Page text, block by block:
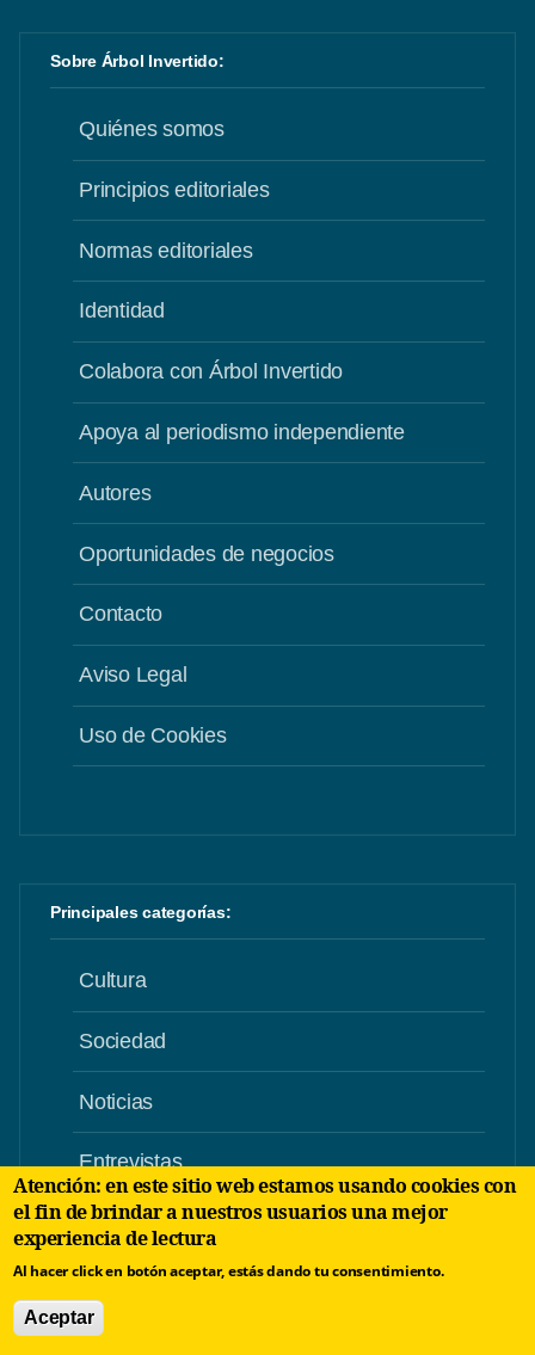
Sobre Árbol Invertido:
Quiénes somos
Principios editoriales
Normas editoriales
Identidad
Colabora con Árbol Invertido
Apoya al periodismo independiente
Autores
Oportunidades de negocios
Contacto
Aviso Legal
Uso de Cookies
Principales categorías:
Cultura
Sociedad
Noticias
Entrevistas
Humor
Crónicas
Poesía
Atención: en este sitio web estamos usando cookies con
el fin de brindar a nuestros usuarios una mejor
experiencia de lectura
Al hacer click en botón aceptar, estás dando tu consentimiento.
Aceptar